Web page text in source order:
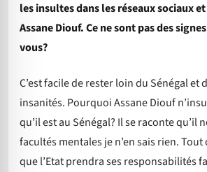
les insultes dans les réseaux sociaux
Assane Diouf. Ce ne sont pas des
vous?
C’est facile de rester loin du Sénégal et
insanités. Pourquoi Assane Diouf
qu’il est au Sénégal? Il se raconte qu’il
facultés mentales je n’en sais rien. Tout
que l’Etat prendra ses responsabilités